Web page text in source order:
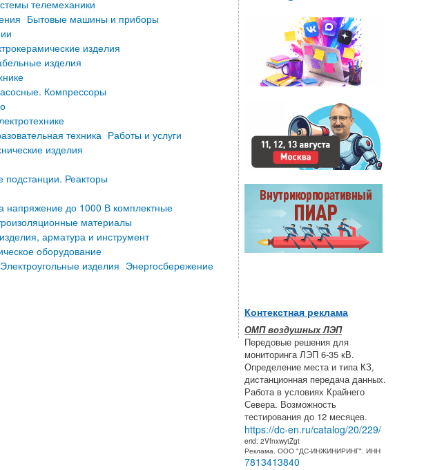
телемеханики
Бытовые машины и приборы
изделия
изделия
Компрессоры
техника Работы и услуги
изделия
Реакторы
напряжение до 1000 В комплектные
материалы
арматура и инструмент
оборудование
Электроугольные изделия Энергосбережение
Контекстная реклама
ОМП воздушных ЛЭП
Передовые решения для
мониторинга ЛЭП 6-35 кВ.
Определение места и типа КЗ,
дистанционная передача данных.
Работа в условиях Крайнего
Севера. Возможность
тестирования до 12 месяцев.
https://dc-en.ru/catalog/20/229/
erid: 2VfnxwytZgt
Реклама. ООО "ДС-ИНЖИНИРИНГ". ИНН
7813413840